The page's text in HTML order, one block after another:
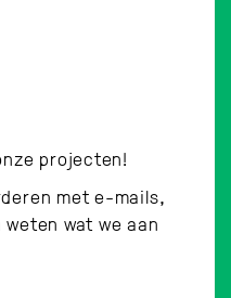
projecten!
met e-mails,
wat we aan